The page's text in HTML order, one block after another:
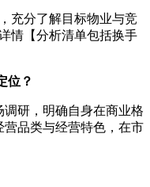
充分了解目标物业与竞
情【分析清单包括换手
位？
研，明确自身在商业格
营品类与经营特色，在市